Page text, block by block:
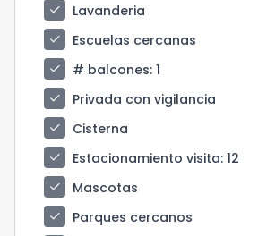
check
Lavanderia
check
Escuelas cercanas
check
# balcones: 1
check
Privada con vigilancia
check
Cisterna
check
Estacionamiento visita: 12
check
Mascotas
check
Parques cercanos